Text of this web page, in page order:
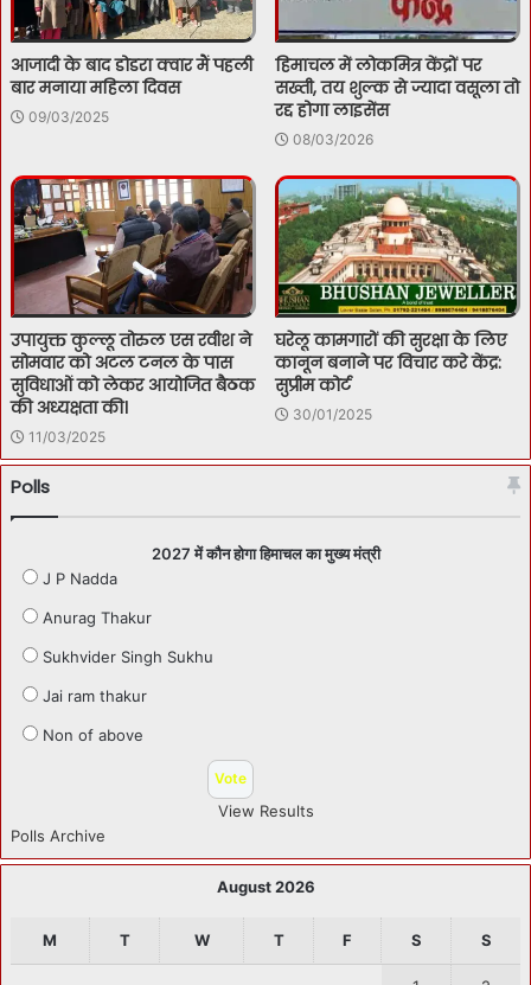
आजादी के बाद डोडरा क्वार मैं पहली
बार मनाया महिला दिवस
09/03/2025
हिमाचल में लोकमित्र केंद्रों पर
सख्ती, तय शुल्क से ज्यादा वसूला तो
रद्द होगा लाइसेंस
08/03/2026
उपायुक्त कुल्लू तोरुल एस रवीश ने
सोमवार को अटल टनल के पास
सुविधाओं को लेकर आयोजित बैठक
की अध्यक्षता की।
11/03/2025
घरेलू कामगारों की सुरक्षा के लिए
कानून बनाने पर विचार करे केंद्र:
सुप्रीम कोर्ट
30/01/2025
Polls
2027 में कौन होगा हिमाचल का मुख्य मंत्री
J P Nadda
Anurag Thakur
Sukhvider Singh Sukhu
Jai ram thakur
Non of above
View Results
Polls Archive
August 2026
M T W T F S S